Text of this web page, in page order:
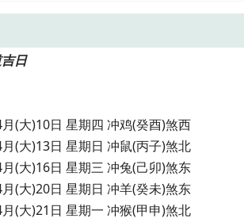
吉日
月(大)10日 星期四 冲鸡(癸酉)煞西
(大)13日 星期日 冲鼠(丙子)煞北
(大)16日 星期三 冲兔(己卯)煞东
(大)20日 星期日 冲羊(癸未)煞东
(大)21日 星期一 冲猴(甲申)煞北